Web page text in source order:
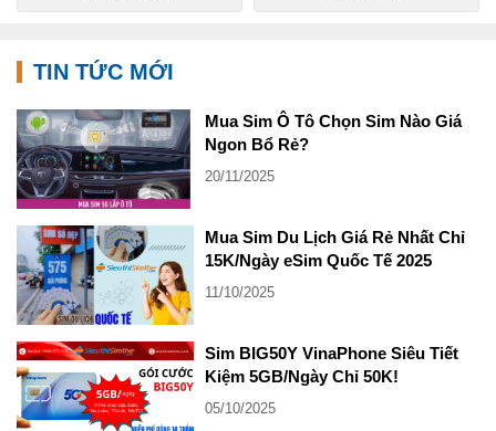
TIN TỨC MỚI
Mua Sim Ô Tô Chọn Sim Nào Giá
Ngon Bổ Rẻ?
20/11/2025
Mua Sim Du Lịch Giá Rẻ Nhất Chỉ
15K/Ngày eSim Quốc Tế 2025
11/10/2025
Sim BIG50Y VinaPhone Siêu Tiết
Kiệm 5GB/Ngày Chỉ 50K!
05/10/2025